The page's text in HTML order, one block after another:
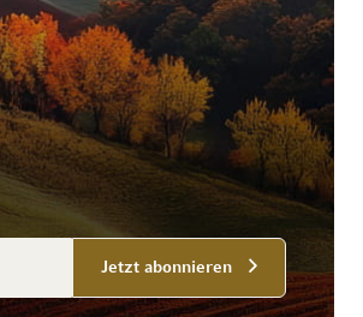
Jetzt abonnieren